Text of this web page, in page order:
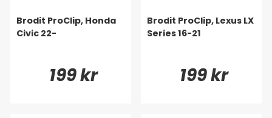
Brodit ProClip, Honda
Civic 22-
199 kr
Brodit ProClip, Lexus LX
Series 16-21
199 kr